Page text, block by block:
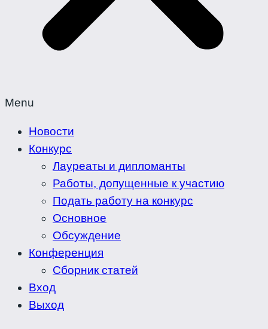
Menu
Новости
Конкурс
Лауреаты и дипломанты
Работы, допущенные к участию
Подать работу на конкурс
Основное
Обсуждение
Конференция
Сборник статей
Вход
Выход